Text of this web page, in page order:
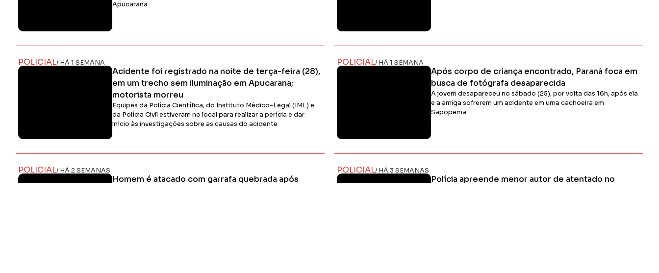
Apucarana
POLICIAL/ HÁ 1 SEMANA
Acidente foi registrado na noite de terça-feira (28),
em um trecho sem iluminação em Apucarana;
motorista morreu
Equipes da Polícia Científica, do Instituto Médico-Legal (IML) e
da Polícia Civil estiveram no local para realizar a perícia e dar
início às investigações sobre as causas do acidente
POLICIAL/ HÁ 1 SEMANA
Após corpo de criança encontrado, Paraná foca em
busca de fotógrafa desaparecida
A jovem desapareceu no sábado (25), por volta das 16h, após ela
e a amiga sofrerem um acidente em uma cachoeira em
Sapopema
POLICIAL/ HÁ 2 SEMANAS
Homem é atacado com garrafa quebrada após
POLICIAL/ HÁ 3 SEMANAS
Polícia apreende menor autor de atentado no